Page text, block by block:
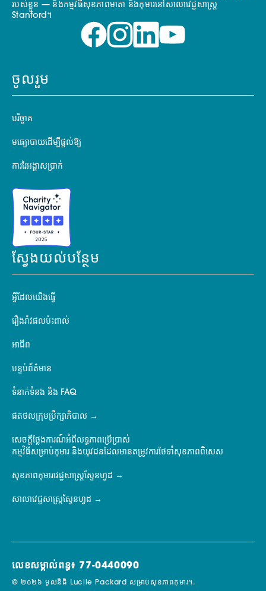
របស់ខ្លួន — និងកម្មវិធីសុខភាពមាតា និងកុមារនៅសាលាវេជ្ជសាស្ត្រ
Stanford។
ចូលរួម
បរិច្ចាគ
មធ្យោបាយដើម្បីផ្តល់ឱ្យ
ការរៃអង្គាសប្រាក់
ស្វែងយល់បន្ថែម
អ្វីដែលយើងធ្វើ
រឿងរ៉ាវផលប៉ះពាល់
អាជីព
បន្ទប់ព័ត៌មាន
ទំនាក់ទំនង និង FAQ
ផតថលក្រុមប្រឹក្សាភិបាល
សេចក្តីថ្លែងការណ៍អំពីលទ្ធភាពប្រើប្រាស់
កម្មវិធីសម្រាប់កុមារ និងយុវជនដែលមានតម្រូវការថែទាំសុខភាពពិសេស
សុខភាពកុមារវេជ្ជសាស្ត្រស្ទែនហ្វដ
សាលាវេជ្ជសាស្ត្រស្ទែនហ្វដ
លេខសម្គាល់ពន្ធ៖ 77-0440090
© ២០២៦ មូលនិធិ Lucile Packard សម្រាប់សុខភាពកុមារ។.